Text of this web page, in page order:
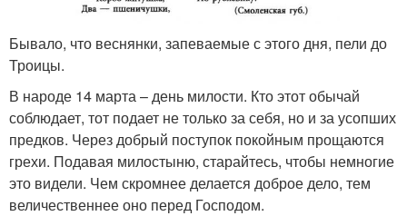
Бывало, что веснянки, запеваемые с этого дня, пели до
Троицы.
В народе 14 марта – день милости. Кто этот обычай
соблюдает, тот подает не только за себя, но и за усопших
предков. Через добрый поступок покойным прощаются
грехи. Подавая милостыню, старайтесь, чтобы немногие
это видели. Чем скромнее делается доброе дело, тем
величественнее оно перед Господом.